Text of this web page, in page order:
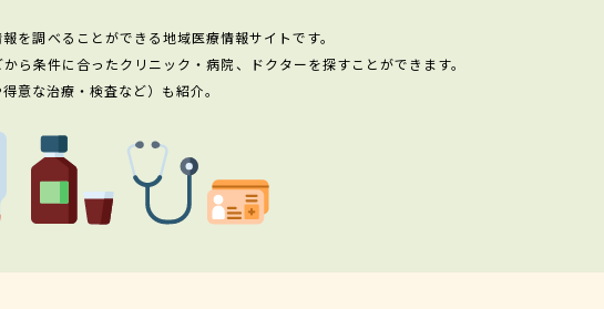
を調べることができる地域医療情報サイトです。
条件に合ったクリニック・病院、ドクターを探すことができます。
意な治療・検査など）も紹介。